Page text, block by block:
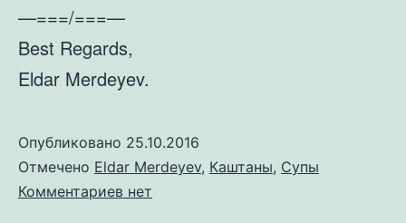
—===/===—
Best Regards,
Eldar Merdeyev.
Опубликовано 25.10.2016
Отмечено Eldar Merdeyev, Каштаны, Супы
Комментариев кнет